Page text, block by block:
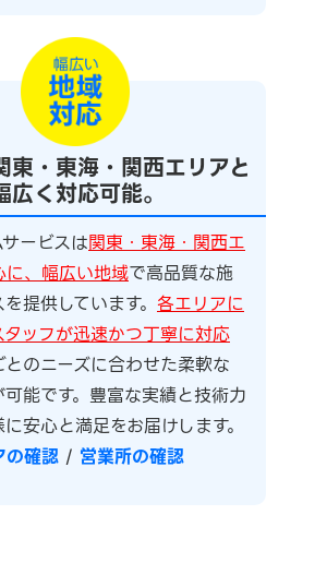
東・東海・関西エリアと
広く対応可能。
ービスは関東・東海・関西エ
に、幅広い地域で高品質な施
提供しています。 各エリアに
ッフが迅速かつ丁寧に対応
とのニーズに合わせた柔軟な
能です。豊富な実績と技術力
安心と満足をお届けします。
の確認 / 営業所の確認